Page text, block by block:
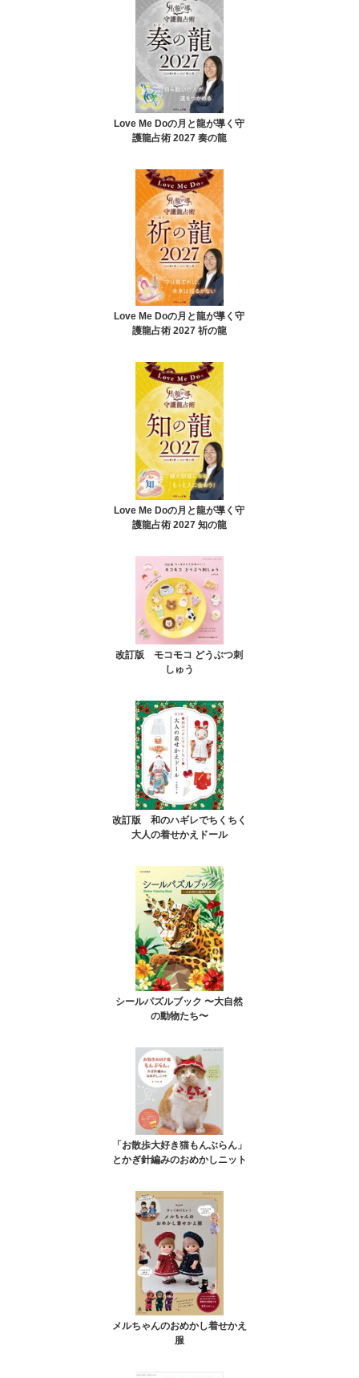
Love Me Doの月と龍が導く守
護龍占術 2027 奏の龍
Love Me Doの月と龍が導く守
護龍占術 2027 祈の龍
Love Me Doの月と龍が導く守
護龍占術 2027 知の龍
改訂版 モコモコ どうぶつ刺
しゅう
改訂版 和のハギレでちくちく
大人の着せかえドール
シールパズルブック 〜大自然
の動物たち〜
「お散歩大好き猫もんぶらん」
とかぎ針編みのおめかしニット
メルちゃんのおめかし着せかえ
服